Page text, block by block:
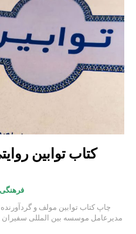
کتاب توابین
فرهنگی
چاپ کتاب توابین مولف و